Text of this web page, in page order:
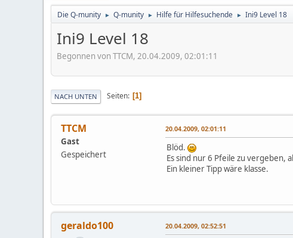
Die Q-munity ► Q-munity ► Hilfe für Hilfesuchende ► Ini9 Level 18
Ini9 Level 18
Begonnen von TTCM, 20.04.2009, 02:01:11
NACH UNTEN Seiten 1
TTCM
Gast
Gespeichert
20.04.2009, 02:01:11
Blöd.
Es sind nur 6 Pfeile zu vergeben,
Ein kleiner Tipp wäre klasse.
geraldo100 20.04.2009, 02:52:51